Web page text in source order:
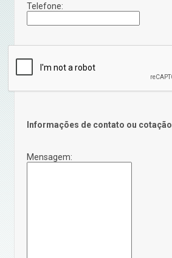
Telefone:
Informações de contato ou cotação
Mensagem: